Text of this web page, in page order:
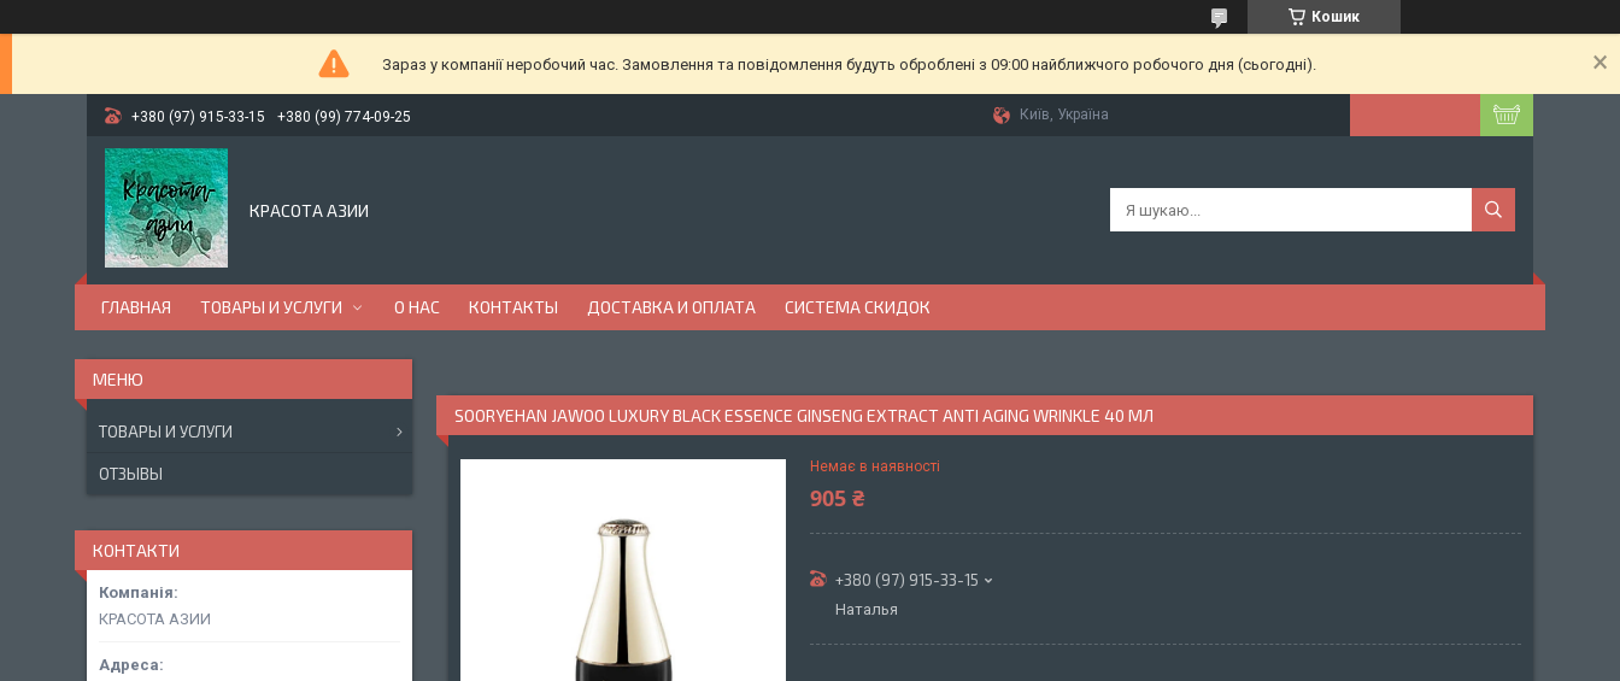
Кошик
Зараз у компанії неробочий час. Замовлення та повідомлення будуть оброблені з 09:00 найближчого робочого дня (сьогодні).
+380 (97) 915-33-15 +380 (99) 774-09-25 Київ, Україна
КРАСОТА АЗИИ
ГЛАВНАЯ ТОВАРЫ И УСЛУГИ О НАС КОНТАКТЫ ДОСТАВКА И ОПЛАТА СИСТЕМА СКИДОК
SOORYEHAN JAWOO LUXURY BLACK ESSENCE GINSENG EXTRACT ANTI AGING WRINKLE 40 МЛ
Немає в наявності
905 ₴
+380 (97) 915-33-15
Наталья
ТОВАРЫ И УСЛУГИ
ОТЗЫВЫ
КОНТАКТИ
КРАСОТА АЗИИ